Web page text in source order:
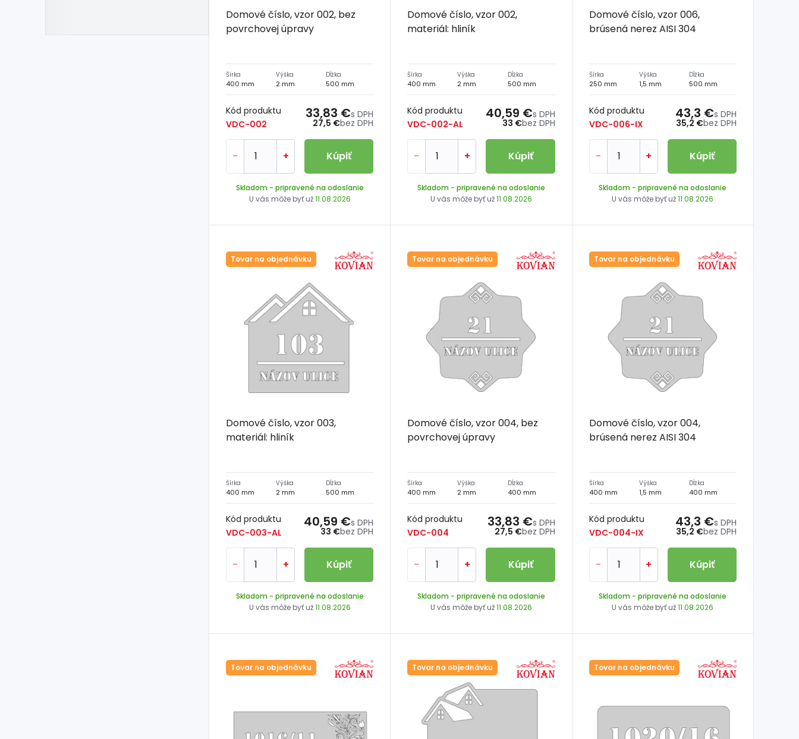
Domové číslo, vzor 002, bez
povrchovej úpravy
Šírka
400 mm
Výška
2 mm
Dĺžka
500 mm
Kód produktu
VDC-002
27,5 €bez DPH
33,83 €s DPH
- + Kúpiť
Skladom - pripravené na odoslanie
U vás môže byť už11.08.2026
Domové číslo, vzor 002,
materiál: hliník
Šírka
400 mm
Výška
2 mm
Dĺžka
500 mm
Kód produktu
VDC-002-AL
33 €bez DPH
40,59 €s DPH
- + Kúpiť
Skladom - pripravené na odoslanie
U vás môže byť už11.08.2026
Domové číslo, vzor 006,
brúsená nerez AISI 304
Šírka
250 mm
Výška
1,5 mm
Dĺžka
500 mm
Kód produktu
VDC-006-IX
35,2 €bez DPH
43,3 €s DPH
- + Kúpiť
Skladom - pripravené na odoslanie
U vás môže byť už11.08.2026
Tovar na objednávku
Domové číslo, vzor 003,
materiál: hliník
Šírka
400 mm
Výška
2 mm
Dĺžka
500 mm
Kód produktu
VDC-003-AL
33 €bez DPH
40,59 €s DPH
- + Kúpiť
Skladom - pripravené na odoslanie
U vás môže byť už11.08.2026
Tovar na objednávku
Domové číslo, vzor 004, bez
povrchovej úpravy
Šírka
400 mm
Výška
2 mm
Dĺžka
400 mm
Kód produktu
VDC-004
27,5 €bez DPH
33,83 €s DPH
- + Kúpiť
Skladom - pripravené na odoslanie
U vás môže byť už11.08.2026
Tovar na objednávku
Domové číslo, vzor 004,
brúsená nerez AISI 304
Šírka
400 mm
Výška
1,5 mm
Dĺžka
400 mm
Kód produktu
VDC-004-IX
35,2 €bez DPH
43,3 €s DPH
- + Kúpiť
Skladom - pripravené na odoslanie
U vás môže byť už11.08.2026
Tovar na objednávku Tovar na objednávku Tovar na objednávku